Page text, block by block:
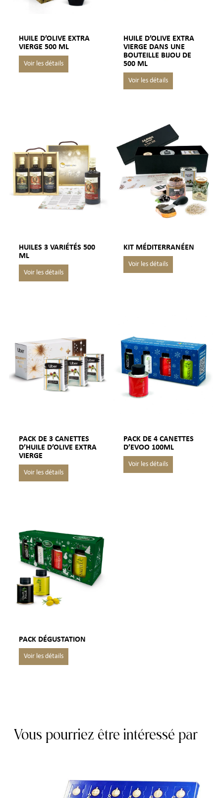
HUILE D’OLIVE EXTRA
VIERGE 500 ML
HUILE D’OLIVE EXTRA
VIERGE DANS UNE
BOUTEILLE BIJOU DE
500 ML
HUILES 3 VARIÉTÉS 500
ML
KIT MÉDITERRANÉEN
PACK DE 3 CANETTES
D’HUILE D’OLIVE EXTRA
VIERGE
PACK DE 4 CANETTES
D’EVOO 100ML
PACK DÉGUSTATION
Vous pourriez être intéressé par